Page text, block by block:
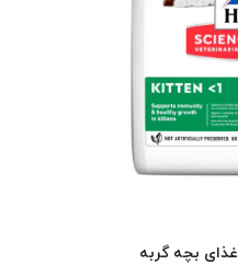
غذای بچه گربه